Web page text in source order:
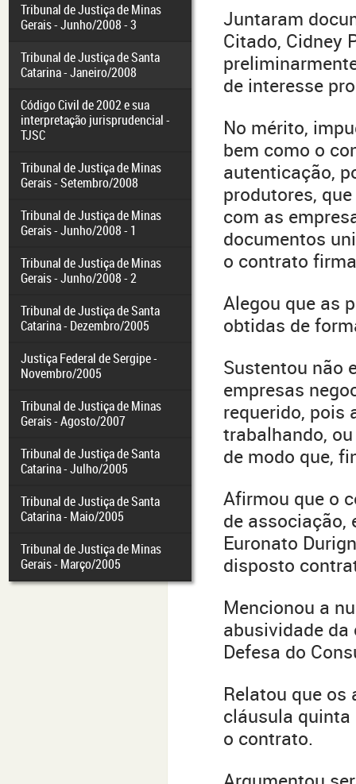
Tribunal de Justiça de Minas
Gerais - Junho/2008 - 3
Tribunal de Justiça de Santa
Catarina - Janeiro/2008
Código Civil de 2002 e sua
interpretação jurisprudencial -
TJSC
Tribunal de Justiça de Minas
Gerais - Setembro/2008
Tribunal de Justiça de Minas
Gerais - Junho/2008 - 1
Tribunal de Justiça de Minas
Gerais - Junho/2008 - 2
Tribunal de Justiça de Santa
Catarina - Dezembro/2005
Justiça Federal de Sergipe -
Novembro/2005
Tribunal de Justiça de Minas
Gerais - Agosto/2007
Tribunal de Justiça de Santa
Catarina - Julho/2005
Tribunal de Justiça de Santa
Catarina - Maio/2005
Tribunal de Justiça de Minas
Gerais - Março/2005
Juntaram
Citado, Cidney
de interesse
No mérito,
bem como o
autenticação,
produtores,
com as
documentos
o contrato
Alegou que as
obtidas de
Sustentou não
empresas
requerido, pois
trabalhando,
de modo que,
Afirmou que o
de associação,
Euronato
disposto
Mencionou a
abusividade
Defesa do
Relatou que
cláusula quinta
o contrato.